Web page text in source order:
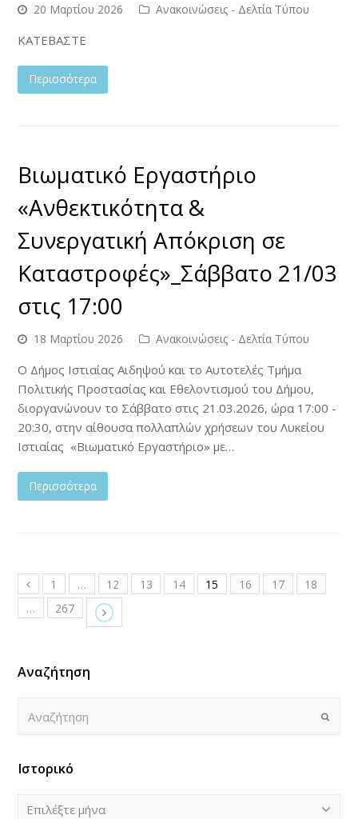
20 Μαρτίου 2026 Ανακοινώσεις - Δελτία Τύπου
ΚΑΤΕΒΑΣΤΕ
Περισσότερα
Βιωματικό Εργαστήριο
«Ανθεκτικότητα &
Συνεργατική Απόκριση σε
Καταστροφές»_Σάββατο 21/03
στις 17:00
18 Μαρτίου 2026 Ανακοινώσεις - Δελτία Τύπου
Ο Δήμος Ιστιαίας Αιδηψού και το Αυτοτελές Τμήμα
Πολιτικής Προστασίας και Εθελοντισμού του Δήμου,
διοργανώνουν το Σάββατο στις 21.03.2026, ώρα 17:00 -
20:30, στην αίθουσα πολλαπλών χρήσεων του Λυκείου
Ιστιαίας «Βιωματικό Εργαστήριο» με…
Περισσότερα
1 … 12 13 14 15 16 17
18
…
267
Αναζήτηση
Submit
Ιστορικό
Ιστορικό
Επιλέξτε μήνα